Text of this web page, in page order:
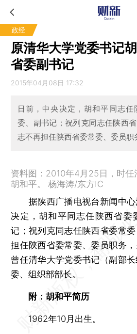
政经
原清华大学党委书记
省委副书记
2015年04月08日 17:32
日前，中央决定，胡和平同志任
委、副书记；祝列克同志任陕西
志不再担任陕西省委常委、委员职
资料图：2010年4月25日，时任
胡和平。 杨海涛/东方IC
据陕西广播电视台新闻中心
决定，胡和平同志任陕西省委
记；祝列克同志任陕西省委常
担任陕西省委常委、委员职务
曾任清华大学党委书记（副部
委、组织部部长。
附：胡和平简历
1962年10月出生。